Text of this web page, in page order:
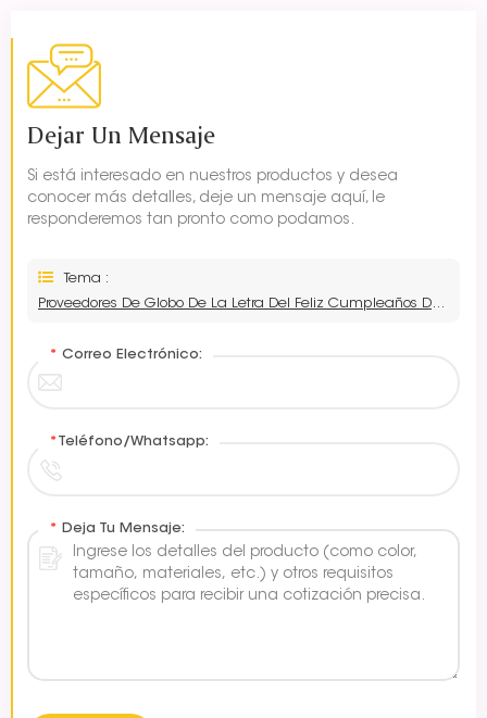
Dejar Un Mensaje
Si está interesado en nuestros productos y desea
conocer más detalles, deje un mensaje aquí, le
responderemos tan pronto como podamos.
Tema :
Proveedores De Globo De La Letra Del Feliz Cumpleaños Del Azul Bebé
* Correo Electrónico:
* Teléfono/Whatsapp:
* Deja Tu Mensaje: